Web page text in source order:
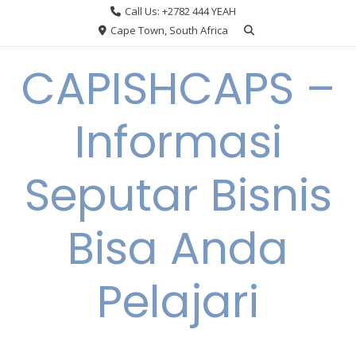
Call Us: +2782 444 YEAH
Cape Town, South Africa
CAPISHCAPS –
Informasi
Seputar Bisnis
Bisa Anda
Pelajari